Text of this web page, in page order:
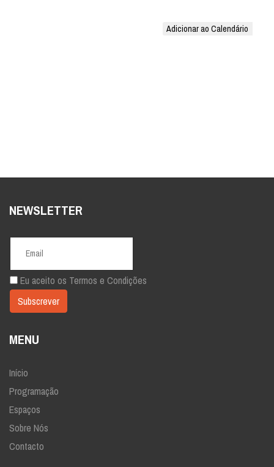
Adicionar ao Calendário
NEWSLETTER
Eu aceito os Termos e Condições
MENU
Início
Programação
Espaços
Sobre Nós
Contacto